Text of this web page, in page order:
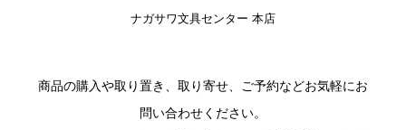
ナガサワ文具センター 本店
商品の購入や取り置き、取り寄せ、ご予約などお気軽にお
問い合わせください。